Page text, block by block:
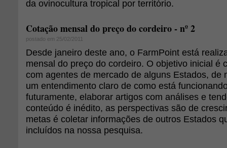
da ovinocultura tropical por território.
Cotação mensal do preço do cordeiro - nº 2
postado em 25/02/2011
Desde janeiro deste ano, o FarmPoint está
mensal do preço do cordeiro. O objetivo inicial é
com agentes de mercado de alguns Estados, de
um entendimento claro de como está
futuramente, elaborar artigos com análises e
conteúdo é inédito, as perspectivas são de
metas é coletar informações de outros Estados
incluídos na nossa pesquisa.